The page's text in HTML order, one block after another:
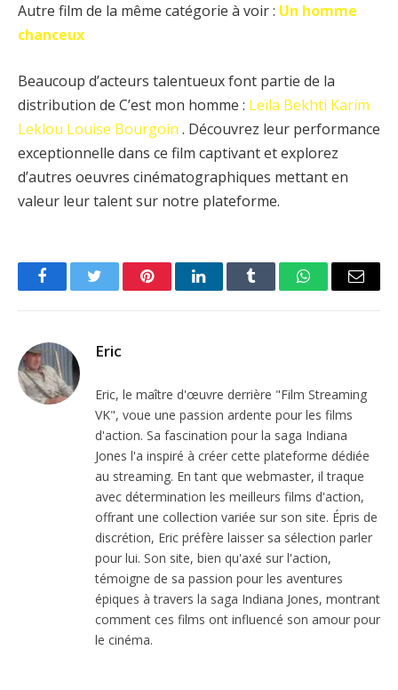
Autre film de la même catégorie à voir : Un homme
chanceux
Beaucoup d’acteurs talentueux font partie de la
distribution de C’est mon homme : Leïla Bekhti Karim
Leklou Louise Bourgoin . Découvrez leur performance
exceptionnelle dans ce film captivant et explorez
d’autres oeuvres cinématographiques mettant en
valeur leur talent sur notre plateforme.
FacebookTwitter PinterestLinkedInTumblr WhatsAppEmail
Eric
Eric, le maître d'œuvre derrière "Film Streaming
VK", voue une passion ardente pour les films
d'action. Sa fascination pour la saga Indiana
Jones l'a inspiré à créer cette plateforme dédiée
au streaming. En tant que webmaster, il traque
avec détermination les meilleurs films d'action,
offrant une collection variée sur son site. Épris de
discrétion, Eric préfère laisser sa sélection parler
pour lui. Son site, bien qu'axé sur l'action,
témoigne de sa passion pour les aventures
épiques à travers la saga Indiana Jones, montrant
comment ces films ont influencé son amour pour
le cinéma.